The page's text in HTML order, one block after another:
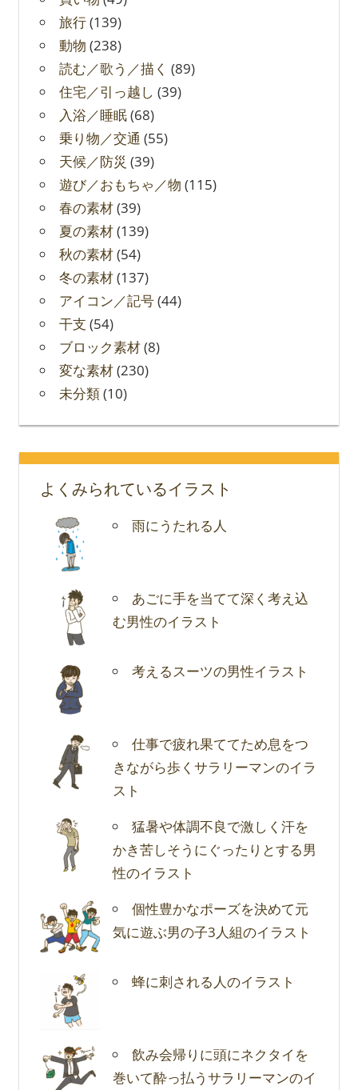
旅行(139)
動物 (238)
読む／歌う／描く (89)
住宅／引っ越し (39)
入浴／睡眠(68)
乗り物／交通 (55)
天候／防災 (39)
遊び／おもちゃ／物 (115)
春の素材(39)
夏の素材(139)
秋の素材(54)
冬の素材(137)
アイコン／記号(44)
干支 (54)
ブロック素材(8)
変な素材(230)
未分類(10)
よくみられているイラスト
雨にうたれる人
あごに手を当てて深く考え込
む男性のイラスト
考えるスーツの男性イラスト
仕事で疲れ果ててため息をつ
きながら歩くサラリーマンのイラ
スト
猛暑や体調不良で激しく汗を
かき苦しそうにぐったりとする男
性のイラスト
個性豊かなポーズを決めて元
気に遊ぶ男の子3人組のイラスト
蜂に刺される人のイラスト
飲み会帰りに頭にネクタイを
巻いて酔っ払うサラリーマンのイ